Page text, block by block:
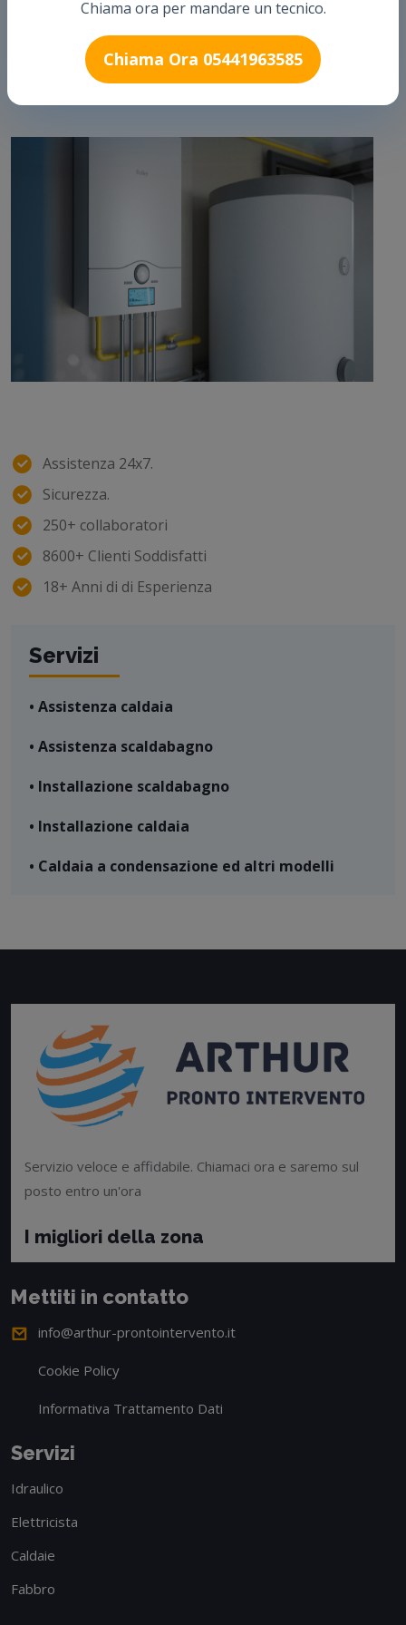
Chiama ora per mandare un tecnico.
Chiama Ora 05441963585
intervento caldaia, Sos caldaia, emergenza caldaia, installare
una caldaia, Pronto Intervento caldaie?
Arthur Pronto Intervento è una delle ditte più importanti sul
territorio Italiano.
Assistenza 24x7.
Sicurezza.
250+ collaboratori
8600+ Clienti Soddisfatti
18+ Anni di di Esperienza
Servizi
• Assistenza caldaia
• Assistenza scaldabagno
• Installazione scaldabagno
• Installazione caldaia
• Caldaia a condensazione ed altri modelli
Servizio veloce e affidabile. Chiamaci ora e saremo sul
posto entro un'ora
I migliori della zona
Mettiti in contatto
info@arthur-prontointervento.it
Cookie Policy
Informativa Trattamento Dati
Servizi
Idraulico
Elettricista
Caldaie
Fabbro